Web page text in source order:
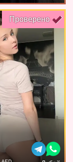
Проверено